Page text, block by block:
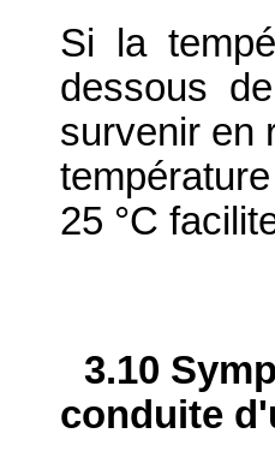
Si la
dessous
survenir en
25 °C
3.10
conduite